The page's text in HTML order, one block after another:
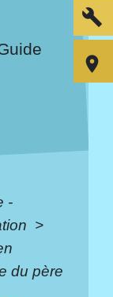
-
>
du père
build
room